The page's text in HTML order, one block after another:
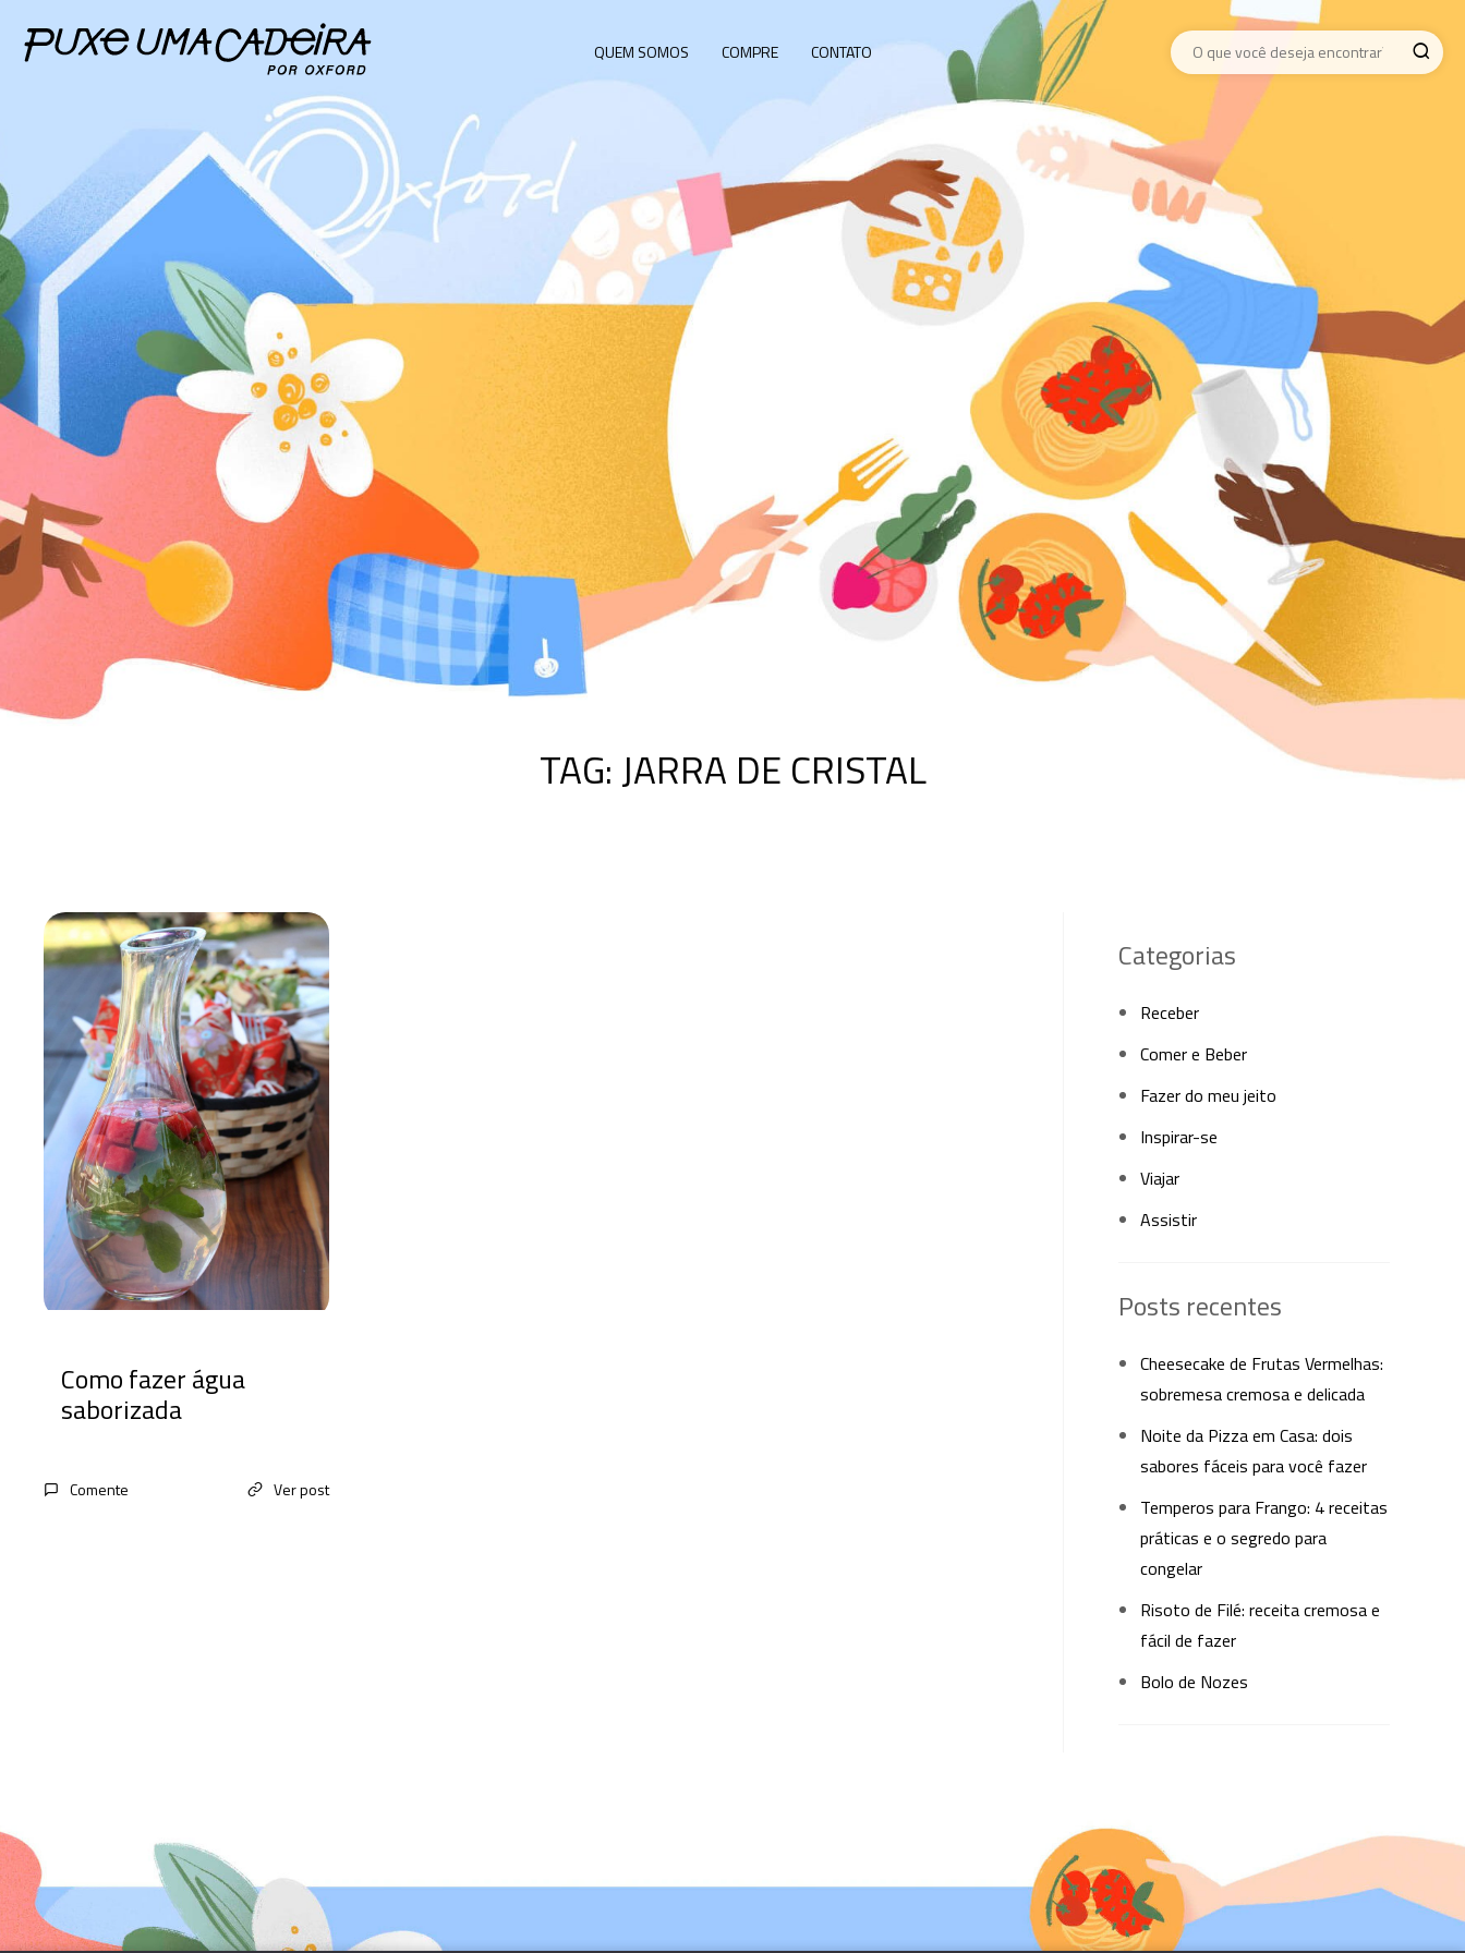
QUEM SOMOS COMPRE CONTATO
TAG: JARRA DE CRISTAL
Como fazer água
saborizada
Comente Ver post
Categorias
Receber
Comer e Beber
Fazer do meu jeito
Inspirar-se
Viajar
Assistir
Posts recentes
Cheesecake de Frutas Vermelhas:
sobremesa cremosa e delicada
Noite da Pizza em Casa: dois
sabores fáceis para você fazer
Temperos para Frango: 4 receitas
práticas e o segredo para
congelar
Risoto de Filé: receita cremosa e
fácil de fazer
Bolo de Nozes